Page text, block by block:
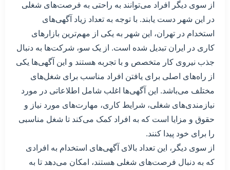
از سوی دیگر افراد می‌توانند به راحتی به فرصت‌های شغلی
در این شهر دست یابند. با توجه به تعداد زیاد آگهی‌های
استخدام در تهران، این شهر به یکی از مهم‌ترین بازارهای
کاری در ایران تبدیل شده است. از یک سو، شرکت‌ها به دنبال
جذب نیروی کار متخصص و با تجربه هستند و این آگهی‌ها یکی
از راه‌های اصلی برای یافتن افراد مناسب برای شغل‌های
مختلف می‌باشد. این آگهی‌ها اغلب شامل اطلاعاتی در مورد
نیازمندی‌های شغلی، شرایط کاری، مهارت‌های مورد نیاز و
حقوق و مزایا است که به افراد کمک می‌کند تا شغل مناسبی
را برای خود پیدا کنند.
از سوی دیگر، این تعداد بالای آگهی‌های استخدام به افرادی
که به دنبال فرصت‌های شغلی هستند، امکان می‌دهد تا به